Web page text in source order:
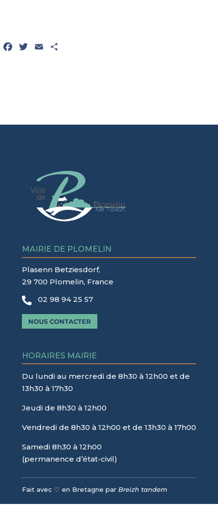
Facebook
Twitter
Email
MAIRIE DE PLOMELIN
Plasenn Betziesdorf,
29 700 Plomelin, France
 02 98 94 25 57
NOUS CONTACTER
HORAIRES MAIRIE
Du lundi au mercredi de 8h30 à 12h00 et de
13h30 à 17h30
Jeudi de 8h30 à 12h00
Vendredi de 8h30 à 12h00 et de 13h30 à 17h00
Samedi 8h30 à 12h00
(permanence d’état-civil)
Fait avec ♡ en Bretagne par Breizh tandem